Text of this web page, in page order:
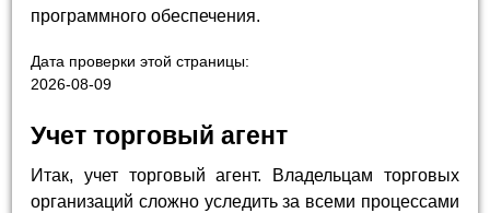
программного обеспечения.
Дата проверки этой страницы:
2026-08-09
Учет торговый агент
Итак, учет торговый агент. Владельцам торговых
организаций сложно уследить за всеми процессами